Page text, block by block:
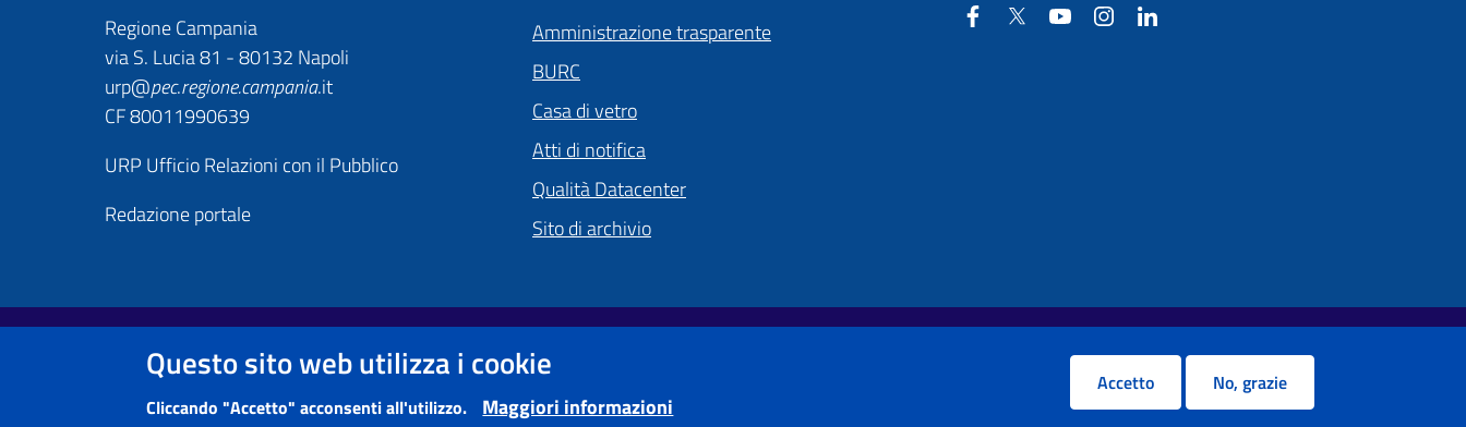
Regione Campania
via S. Lucia 81 - 80132 Napoli
urp@pec.regione.campania.it
CF 80011990639
URP Ufficio Relazioni con il Pubblico
Redazione portale
Amministrazione trasparente
BURC
Casa di vetro
Atti di notifica
Qualità Datacenter
Sito di archivio
Facebook
Twitter YouTube Instagram
Footer First
Useful links section
Informativa Privacy e Cookie Policy Obiettivi di accessibilità
Questo sito web utilizza i cookie
Cliccando "Accetto" acconsenti all'utilizzo. Maggiori informazioni
Accetto No, grazie